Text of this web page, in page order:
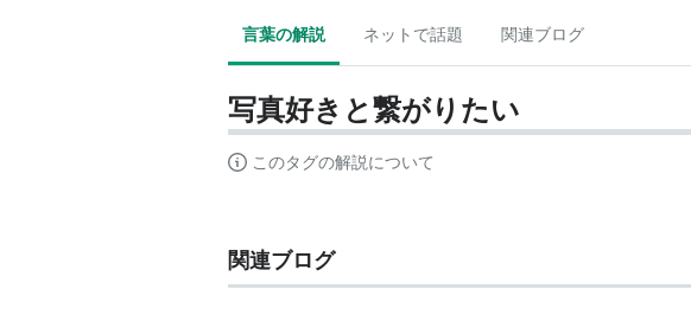
言葉の解説 ネットで話題 関連ブログ
写真好きと繋がりたい
このタグの解説について
関連ブログ